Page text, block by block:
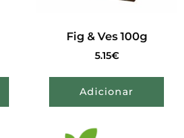
Fig & Ves 100g
5.15€
Adicionar